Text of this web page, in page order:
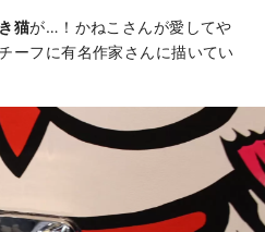
猫が…！かねこさんが愛してや
ーフに有名作家さんに描いてい